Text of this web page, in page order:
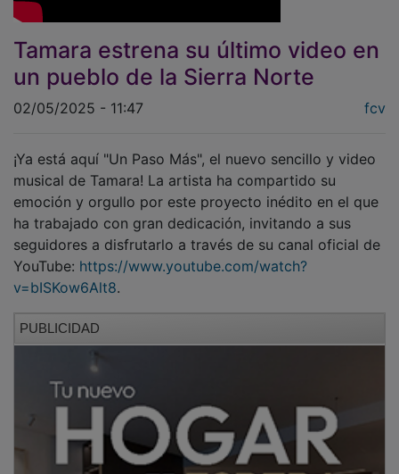
Tamara estrena su último video en
un pueblo de la Sierra Norte
02/05/2025 - 11:47
musical de Tamara! La artista ha compartido su
emoción y orgullo por este proyecto inédito en el que
ha trabajado con gran dedicación, invitando a sus
seguidores a disfrutarlo a través de su canal oficial de
YouTube:https://www.youtube.com/watch?
v=bISKow6Alt8.
El video de 3 minutos y 46 segundos fue grabado en
la pintoresca localidad de Valverde de los Arroyos, en
Guadalajara, mostrando los característicos paisajes y
la arquitectura de la Sierra Norte, incluyendo sus
singulares casas de pizarra negra y la impresionante
cascada de la Chorrera de Despeñalagua.